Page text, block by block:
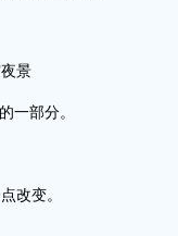
景
一部分。
改变。